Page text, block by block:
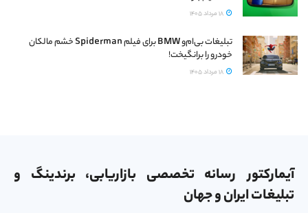
تبلیغات بی‌ام‌و BMW برای فیلم Spiderman خشم مالکان
خودرو را برانگیخت!
آیمارکتور رسانه تخصصی بازاریابی، برندینگ و
تبلیغات ایران و جهان